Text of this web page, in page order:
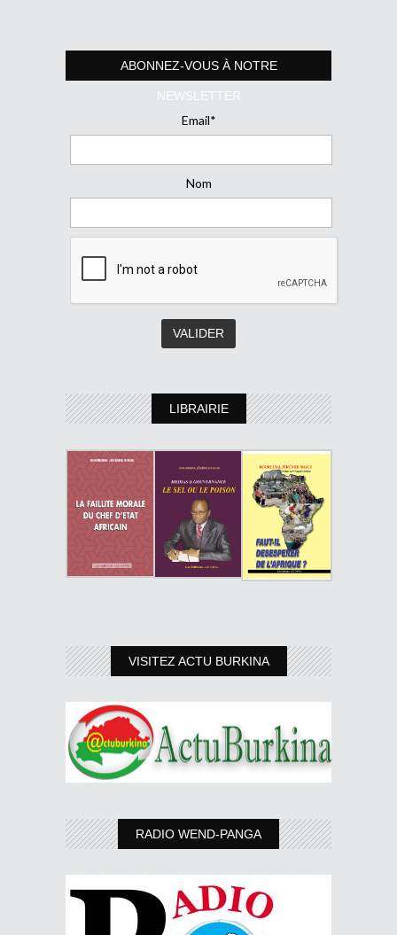
ABONNEZ-VOUS À NOTRE
NEWSLETTER
Email*
Nom
LIBRAIRIE
VISITEZ ACTU BURKINA
RADIO WEND-PANGA